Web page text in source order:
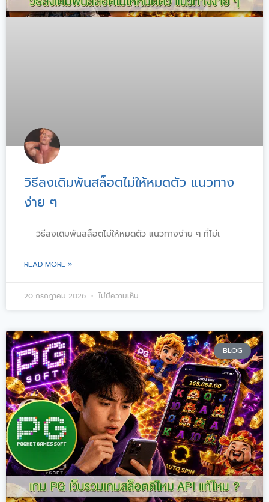
วิธีลงเดิมพันสล็อตไม่ให้หมดตัว แนวทาง
ง่าย ๆ
วิธีลงเดิมพันสล็อตไม่ให้หมดตัว แนวทางง่าย ๆ ที่ไม่เ
READ MORE »
20 กรกฎาคม 2026 ไม่มีความเห็น
BLOG